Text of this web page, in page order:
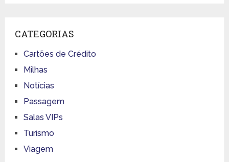
CATEGORIAS
Cartões de Crédito
Milhas
Notícias
Passagem
Salas VIPs
Turismo
Viagem